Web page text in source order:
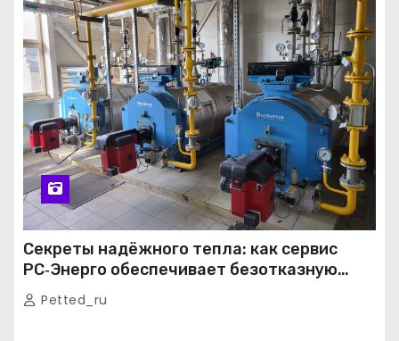
Секреты надёжного тепла: как сервис
РС‑Энерго обеспечивает безотказную
работу котельных в Москве и Подмосковье
Petted_ru